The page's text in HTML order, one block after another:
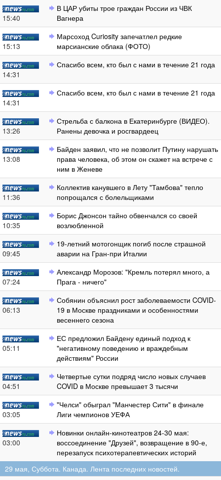
15:40
В ЦАР убиты трое граждан России из ЧВК
Вагнера
15:13
Марсоход Curiosity запечатлел редкие
марсианские облака (ФОТО)
14:31
Спасибо всем, кто был с нами в течение 21 года
14:31
Спасибо всем, кто был с нами в течение 21 года
13:26
Стрельба с балкона в Екатеринбурге (ВИДЕО).
Ранены девочка и росгвардеец
13:08
Байден заявил, что не позволит Путину нарушать
права человека, об этом он скажет на встрече с
ним в Женеве
11:36
Коллектив канувшего в Лету "Тамбова" тепло
попрощался с болельщиками
10:35
Борис Джонсон тайно обвенчался со своей
возлюбленной
09:45
19-летний мотогонщик погиб после страшной
аварии на Гран-при Италии
07:24
Александр Морозов: "Кремль потерял много, а
Прага - ничего"
06:13
Собянин объяснил рост заболеваемости COVID-
19 в Москве праздниками и особенностями
весеннего сезона
05:11
ЕС предложил Байдену единый подход к
"негативному поведению и враждебным
действиям" России
04:51
Четвертые сутки подряд число новых случаев
COVID в Москве превышает 3 тысячи
03:05
"Челси" обыграл "Манчестер Сити" в финале
Лиги чемпионов УЕФА
03:00
Новинки онлайн-кинотеатров 24-30 мая:
воссоединение "Друзей", возвращение в 90-е,
перезапуск психотерапевтических историй
29 мая, Суббота. Канада. Лента последних новостей.